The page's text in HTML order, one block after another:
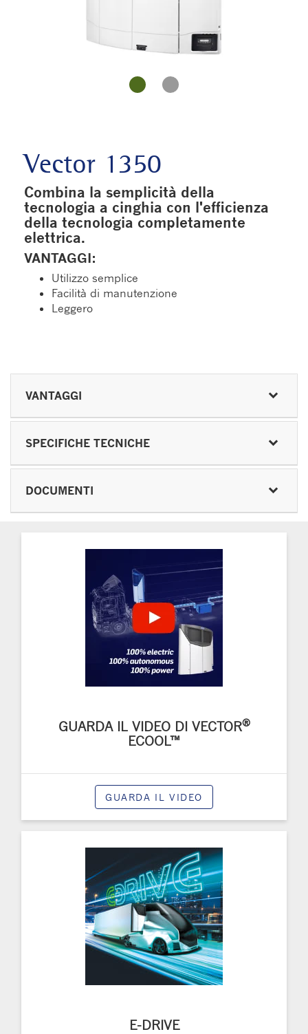
Vector 1350
Combina la semplicità della
tecnologia a cinghia con l'efficienza
della tecnologia completamente
elettrica.
VANTAGGI:
Utilizzo semplice
Facilità di manutenzione
Leggero
VANTAGGI
SPECIFICHE TECNICHE
DOCUMENTI
GUARDA IL VIDEO DI VECTOR®
ECOOL™
GUARDA IL VIDEO
E-DRIVE